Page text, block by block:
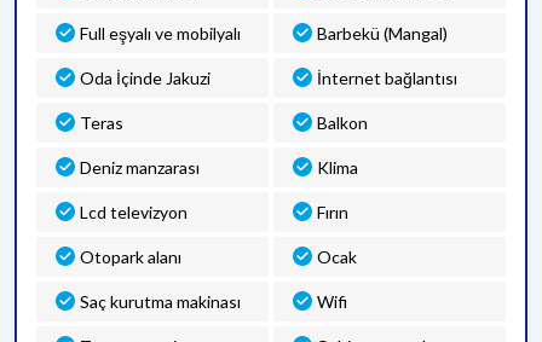
Full eşyalı ve mobilyalı Barbekü (Mangal)
Oda İçinde Jakuzi İnternet bağlantısı
Teras Balkon
Deniz manzarası Klima
Lcd televizyon Fırın
Otopark alanı Ocak
Saç kurutma makinası Wifi